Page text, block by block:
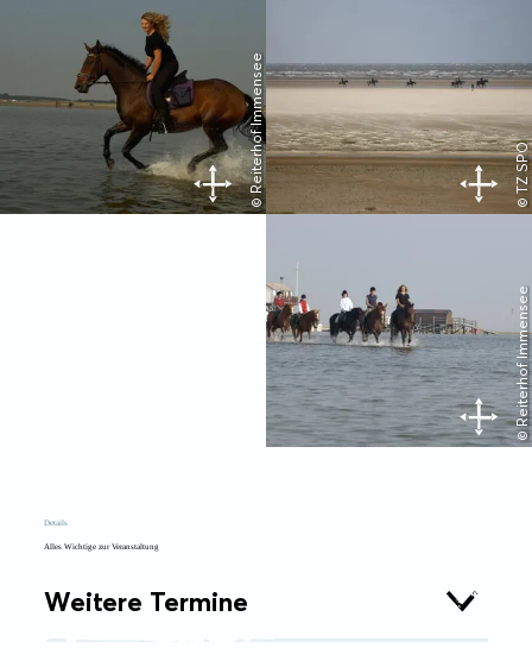
© Reiterhof Immensee © TZ SPO
© Reiterhof Immensee
Details
Alles Wichtige zur Veranstaltung
Weitere Termine